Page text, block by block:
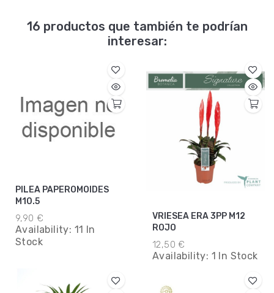
16 productos que también te podrían
interesar:
PILEA PAPEROMOIDES
M10.5
9,90 €
Availability: 11 In
Stock
VRIESEA ERA 3PP M12
ROJO
12,50 €
Availability: 1 In Stock